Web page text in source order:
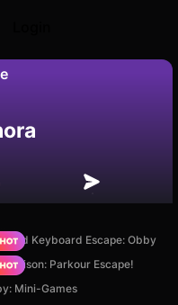
Keyboard Escape: Obby
Prison: Parkour Escape!
Mini-Games